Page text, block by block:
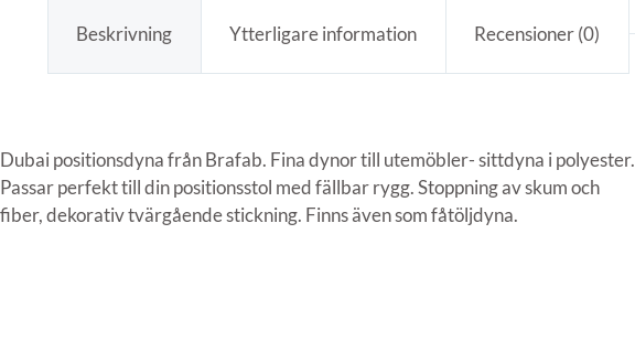
Beskrivning Ytterligare information Recensioner (0)
Dubai positionsdyna från Brafab. Fina dynor till utemöbler- sittdyna i polyester.
Passar perfekt till din positionsstol med fällbar rygg. Stoppning av skum och
fiber, dekorativ tvärgående stickning. Finns även som fåtöljdyna.